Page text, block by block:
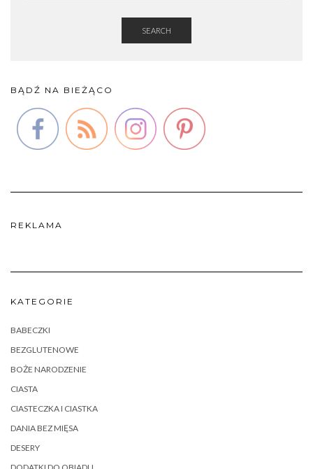
SEARCH
BĄDŹ NA BIEŻĄCO
REKLAMA
KATEGORIE
BABECZKI
BEZGLUTENOWE
BOŻE NARODZENIE
CIASTA
CIASTECZKA I CIASTKA
DANIA BEZ MIĘSA
DESERY